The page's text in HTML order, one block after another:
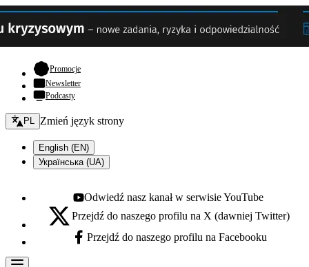
Promocje- otwiera się w nowej karcie
Newsletter
Podcasty
Zmień język - bieżący:
PL Zmień język strony
English (EN)
Українська (UA)
Youtube - otwiera się w nowej karcie
Odwiedź nasz kanał w serwisie YouTube
X - otwiera się w nowej karcie
Przejdź do naszego profilu na X (dawniej Twitter)
Facebook - otwiera się w nowej karcie
Przejdź do naszego profilu na Facebooku